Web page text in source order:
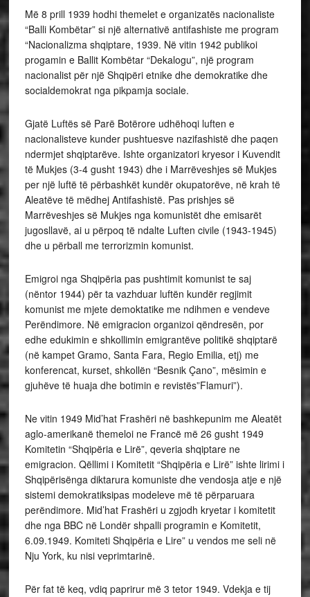
Më 8 prill 1939 hodhi themelet e organizatës nacionaliste
“Balli Kombëtar” si një alternativë antifashiste me program
“Nacionalizma shqiptare, 1939. Në vitin 1942 publikoi
progamin e Ballit Kombëtar “Dekalogu”, një program
nacionalist për një Shqipëri etnike dhe demokratike dhe
socialdemokrat nga pikpamja sociale.
Gjatë Luftës së Parë Botërore udhëhoqi luften e
nacionalisteve kunder pushtuesve nazifashistë dhe paqen
ndermjet shqiptarëve. Ishte organizatori kryesor i Kuvendit
të Mukjes (3-4 gusht 1943) dhe i Marrëveshjes së Mukjes
per një luftë të përbashkët kundër okupatorëve, në krah të
Aleatëve të mëdhej Antifashistë. Pas prishjes së
Marrëveshjes së Mukjes nga komunistët dhe emisarët
jugosllavë, ai u përpoq të ndalte Luften civile (1943-1945)
dhe u përball me terrorizmin komunist.
Emigroi nga Shqipëria pas pushtimit komunist te saj
(nëntor 1944) për ta vazhduar luftën kundër regjimit
komunist me mjete demoktatike me ndihmen e vendeve
Perëndimore. Në emigracion organizoi qëndresën, por
edhe edukimin e shkollimin emigrantëve politikë shqiptarë
(në kampet Gramo, Santa Fara, Regio Emilia, etj) me
konferencat, kurset, shkollën “Besnik Çano”, mësimin e
gjuhëve të huaja dhe botimin e revistës”Flamuri”).
Ne vitin 1949 Mid’hat Frashëri në bashkepunim me Aleatët
aglo-amerikanë themeloi ne Francë më 26 gusht 1949
Komitetin “Shqipëria e Lirë”, qeveria shqiptare ne
emigracion. Qëllimi i Komitetit “Shqipëria e Lirë” ishte lirimi i
Shqipërisënga diktarura komuniste dhe vendosja atje e një
sistemi demokratiksipas modeleve më të përparuara
perëndimore. Mid’hat Frashëri u zgjodh kryetar i komitetit
dhe nga BBC në Londër shpalli programin e Komitetit,
6.09.1949. Komiteti Shqipëria e Lire” u vendos me seli në
Nju York, ku nisi veprimtarinë.
Për fat të keq, vdiq paprirur më 3 tetor 1949. Vdekja e tij